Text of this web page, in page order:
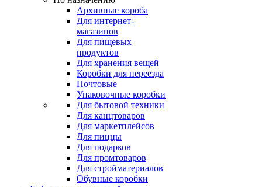
Архивные короба
Для интернет-
магазинов
Для пищевых
продуктов
Для хранения вещей
Коробки для переезда
Почтовые
Упаковочные коробки
Для бытовой техники
Для канцтоваров
Для маркетплейсов
Для пиццы
Для подарков
Для промтоваров
Для стройматериалов
Обувные коробки